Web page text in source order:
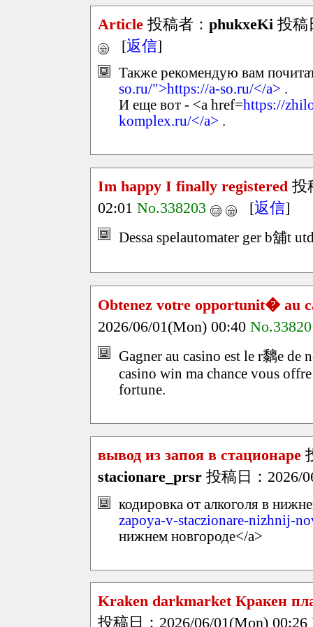
Article 投稿者： phukxeKi 投稿
[返信]
Также рекомендую вам
so.ru/">https://a-so.ru/</a> .
И еще вот - <a href=https://
komplex.ru/</a> .
Im happy I finally registered 投
02:01 No.338203 [返信]
Dessa spelautomater ger b舖t
Obtenez votre opportunit� au
2026/06/01(Mon) 00:40
Gagner au casino est le r黐e de
casino win ma chance vous
fortune.
вывод из запоя в стационаре
stacionare_prsr 投稿日：2026/
кодировка от алкоголя в
zapoya-v-staczionare-nizhnij-
нижнем новгороде</a>
Kraken darkmarket Кракен
投稿日：2026/06/01(Mon) 00:26